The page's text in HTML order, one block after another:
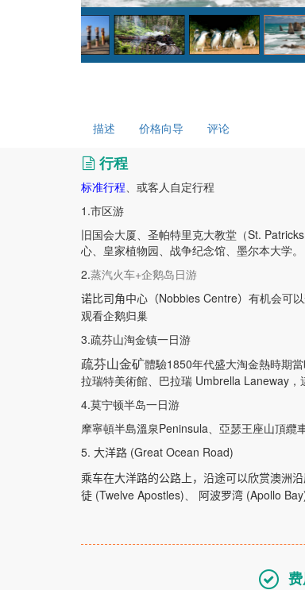
描述 价格向导 评论
行程
标准行程、或客人自定行程
1.市区游
旧国会大厦、 圣帕特里克大教堂（St. Patricks
心、 皇家植物园、战争纪念馆、 墨尔本大学。
2.蒸汽火车+企鹅岛日游
诺比司角中心（Nobbies Centre） 有机会可
观看企鹅归巢
3.疏芬山淘金镇一日游
疏芬山金矿體驗1850年代盛大淘金熱時期
拉瑞特美術館、 巴拉瑞 Umbrella Laneway，
4.莫宁顿半岛一日游
摩寧頓半島溫泉Peninsula、 亞瑟王座山頂纜車
5. 大洋路 (Great Ocean Road)
乘车在大洋路的公路上，沿途可以欣赏澳洲
徒 (Twelve Apostles)、 阿波罗湾 (Apollo Bay)